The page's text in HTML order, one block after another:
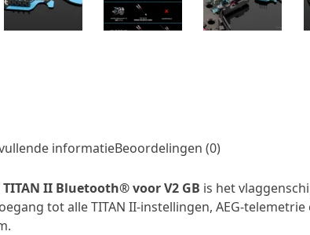
informatieBeoordelingen (0)
TITAN II Bluetooth® voor V2 GB is het
tot alle TITAN II-instellingen, AEG-